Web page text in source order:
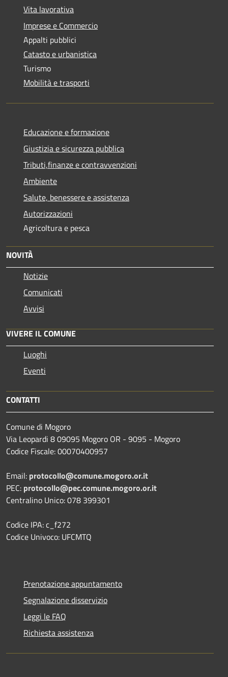
Vita lavorativa
Imprese e Commercio
Appalti pubblici
Catasto e urbanistica
Turismo
Mobilità e trasporti
Educazione e formazione
Giustizia e sicurezza pubblica
Tributi,finanze e contravvenzioni
Ambiente
Salute, benessere e assistenza
Autorizzazioni
Agricoltura e pesca
NOVITÀ
Notizie
Comunicati
Avvisi
VIVERE IL COMUNE
Luoghi
Eventi
CONTATTI
Comune di Mogoro
Via Leopardi 8 09095 Mogoro OR - 9095 - Mogoro
Codice Fiscale: 00070400957
Email: protocollo@comune.mogoro.or.it
PEC: protocollo@pec.comune.mogoro.or.it
Centralino Unico: 078 399301
Codice IPA: c_f272
Codice Univoco: UFCMTQ
Prenotazione appuntamento
Segnalazione disservizio
Leggi le FAQ
Richiesta assistenza